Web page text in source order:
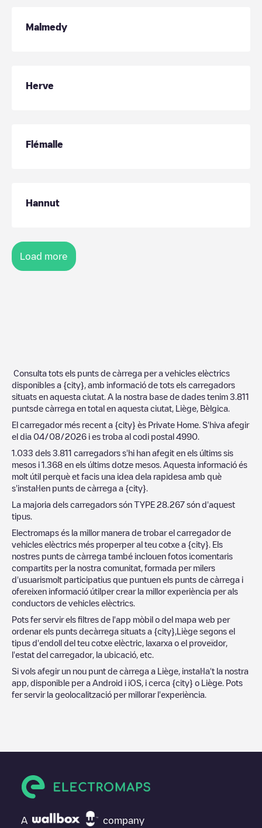
Malmedy
Herve
Flémalle
Hannut
Load more
Consulta tots els punts de càrrega per a vehicles elèctrics
disponibles a {city} , amb informació de tots els carregadors
situats en aquesta ciutat. A la nostra base de dades tenim 3.811
puntsde càrrega en total en aquesta ciutat, Liège Bèlgica
El carregador més recent a {city} ès Private Home . S'hiva afegir
el dia 04/08/2026 i es troba al codi postal 4990
1.033 dels 3.811 carregadors s'hi han afegit en els últims sis
mesos i 1.368 en els últims dotze mesos. Aquesta informació és
molt útil perquè et facis una idea dela rapidesa amb què
s'instal·len punts de càrrega a {city}
La majoria dels carregadors són TYPE 28.267 són d'aquest
tipus.
Electromaps és la millor manera de trobar el carregador de
vehicles elèctrics més properper al teu cotxe a {city} . Els
nostres punts de càrrega també inclouen fotos icomentaris
compartits per la nostra comunitat, formada per milers
d'usuarismolt participatius que puntuen els punts de càrrega i
ofereixen informació útilper crear la millor experiència per als
conductors de vehicles elèctrics.
Pots fer servir els filtres de l'app mòbil o del mapa web per
ordenar els punts decàrrega situats a {city} Liège segons el
tipus d'endoll del teu cotxe elèctric, laxarxa o el proveïdor,
l'estat del carregador, la ubicació, etc.
Si vols afegir un nou punt de càrrega a Liège , instal·la't la nostra
app, disponible per a Android i iOS, i cerca {city} o Liège . Pots
fer servir la geolocalització per millorar l'experiència.
A company